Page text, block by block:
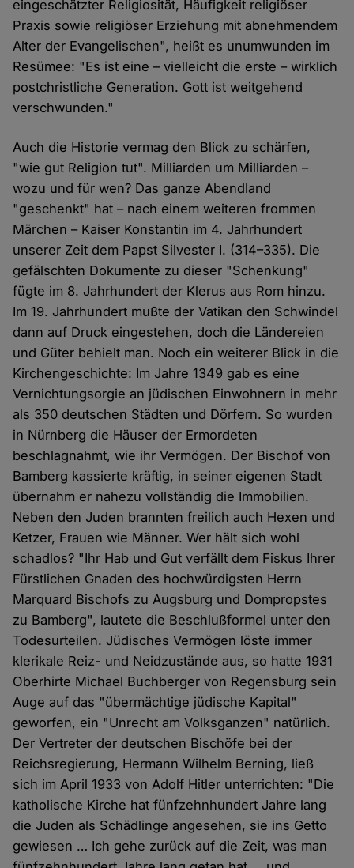
eingeschätzter Religiosität, Häufigkeit religiöser
Praxis sowie religiöser Erziehung mit abnehmendem
Alter der Evangelischen", heißt es unumwunden im
Resümee: "Es ist eine – vielleicht die erste – wirklich
postchristliche Generation. Gott ist weitgehend
verschwunden."
Auch die Historie vermag den Blick zu schärfen,
"wie gut Religion tut". Milliarden um Milliarden –
wozu und für wen? Das ganze Abendland
"geschenkt" hat – nach einem weiteren frommen
Märchen – Kaiser Konstantin im 4. Jahrhundert
unserer Zeit dem Papst Silvester I. (314–335). Die
gefälschten Dokumente zu dieser "Schenkung"
fügte im 8. Jahrhundert der Klerus aus Rom hinzu.
Im 19. Jahrhundert mußte der Vatikan den Schwindel
dann auf Druck eingestehen, doch die Ländereien
und Güter behielt man. Noch ein weiterer Blick in die
Kirchengeschichte: Im Jahre 1349 gab es eine
Vernichtungsorgie an jüdischen Einwohnern in mehr
als 350 deutschen Städten und Dörfern. So wurden
in Nürnberg die Häuser der Ermordeten
beschlagnahmt, wie ihr Vermögen. Der Bischof von
Bamberg kassierte kräftig, in seiner eigenen Stadt
übernahm er nahezu vollständig die Immobilien.
Neben den Juden brannten freilich auch Hexen und
Ketzer, Frauen wie Männer. Wer hält sich wohl
schadlos? "Ihr Hab und Gut verfällt dem Fiskus Ihrer
Fürstlichen Gnaden des hochwürdigsten Herrn
Marquard Bischofs zu Augsburg und Dompropstes
zu Bamberg", lautete die Beschlußformel unter den
Todesurteilen. Jüdisches Vermögen löste immer
klerikale Reiz- und Neidzustände aus, so hatte 1931
Oberhirte Michael Buchberger von Regensburg sein
Auge auf das "übermächtige jüdische Kapital"
geworfen, ein "Unrecht am Volksganzen" natürlich.
Der Vertreter der deutschen Bischöfe bei der
Reichsregierung, Hermann Wilhelm Berning, ließ
sich im April 1933 von Adolf Hitler unterrichten: "Die
katholische Kirche hat fünfzehnhundert Jahre lang
die Juden als Schädlinge angesehen, sie ins Getto
gewiesen … Ich gehe zurück auf die Zeit, was man